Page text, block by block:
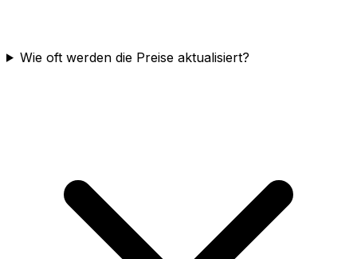
Wie oft werden die Preise aktualisiert?